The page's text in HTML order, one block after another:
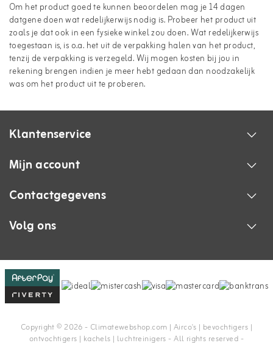
Om het product goed te kunnen beoordelen mag je 14 dagen
datgene doen wat redelijkerwijs nodig is. Probeer het product uit
zoals je dat ook in een fysieke winkel zou doen. Wat redelijkerwijs
toegestaan is, is o.a. het uit de verpakking halen van het product,
tenzij de verpakking is verzegeld. Wij mogen kosten bij jou in
rekening brengen indien je meer hebt gedaan dan noodzakelijk
was om het product uit te proberen.
Klantenservice
Mijn account
Contactgegevens
Volg ons
Copyright © 2026 - Climatewebshop.com | Airco's | bevochtigers |
ontvochtigers | kachels | luchtreinigers - All rights reserved -